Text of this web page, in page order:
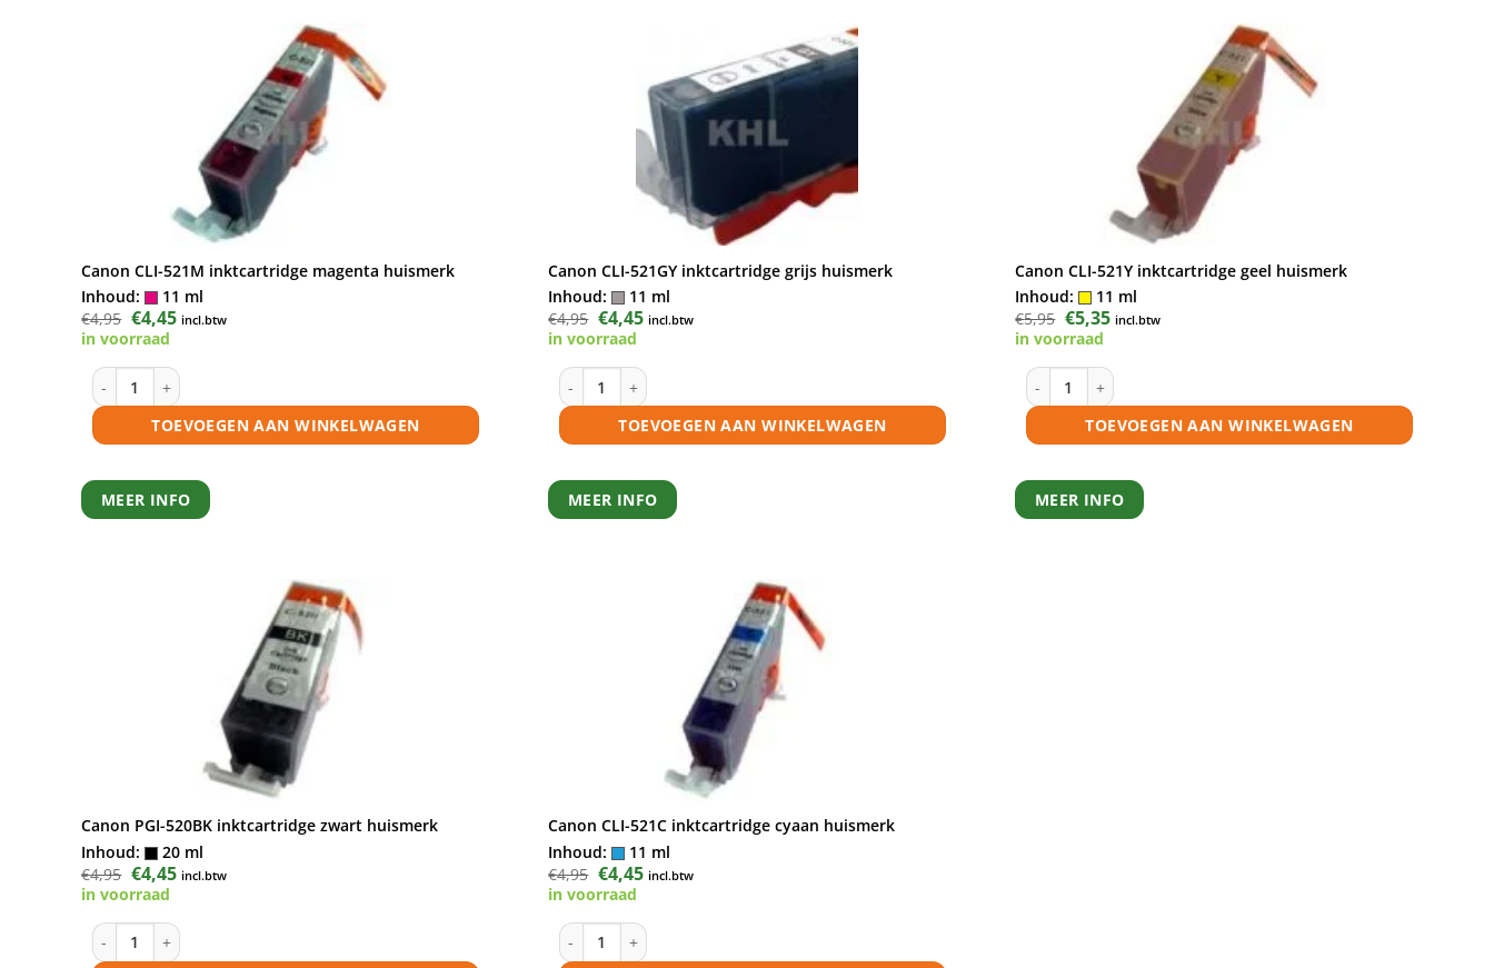
Canon CLI-521M inktcartridge magenta huismerk
Inhoud:
11 ml
€4,95 Oorspronkelijke
prijs
was:
€4,95.
€4,45Huidige
prijs
incl.btw
in voorraad
Canon CLI-521M inktcartridge magenta huismerk aantal
TOEVOEGEN AAN WINKELWAGEN
MEER INFO
Canon CLI-521GY inktcartridge grijs huismerk
Inhoud:
11 ml
€4,95 Oorspronkelijke
prijs
was:
€4,95.
€4,45Huidige
prijs
incl.btw
in voorraad
Canon CLI-521GY inktcartridge grijs huismerk aantal
TOEVOEGEN AAN WINKELWAGEN
MEER INFO
Canon CLI-521Y inktcartridge geel huismerk
Inhoud:
11 ml
€5,95 Oorspronkelijke
prijs
was:
€5,95.
€5,35Huidige
prijs
incl.btw
in voorraad
Canon CLI-521Y inktcartridge geel huismerk aantal
TOEVOEGEN AAN WINKELWAGEN
MEER INFO
Canon PGI-520BK inktcartridge zwart huismerk
Inhoud:
20 ml
€4,95 Oorspronkelijke
prijs
was:
€4,45Huidige
prijs
incl.btw
in voorraad
Canon PGI-520BK inktcartridge zwart huismerk aantal
Canon CLI-521C inktcartridge cyaan huismerk
Inhoud:
11 ml
€4,95 Oorspronkelijke
prijs
was:
€4,45Huidige
prijs
incl.btw
in voorraad
Canon CLI-521C inktcartridge cyaan huismerk aantal